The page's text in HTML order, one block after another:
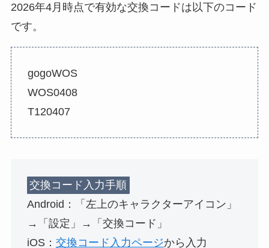
2026年4月時点で有効な交換コードは以下のコード
です。
gogoWOS
WOS0408
T120407
交換コード入力手順
Android：「左上のキャラクターアイコン」
→「設定」→「交換コード」
iOS： 交換コード入力ページから入力